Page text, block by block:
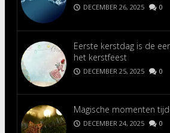
DECEMBER 26, 2025 0
Eerste kerstdag is de
het kerstfeest
DECEMBER 25, 2025 0
Magische momenten
DECEMBER 24, 2025 0